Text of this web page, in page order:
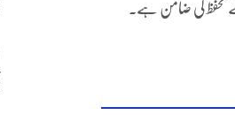
تحفظ کی ضامن ہے۔